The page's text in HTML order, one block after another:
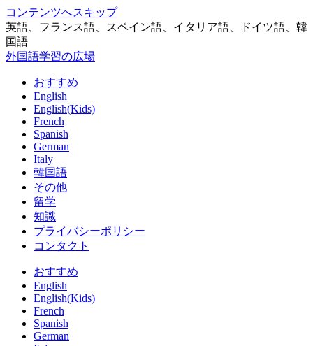
コンテンツへスキップ
英語、フランス語、スペイン語、イタリア語、ドイツ語、韓
国語
外国語学習の広場
おすすめ
English
English(Kids)
French
Spanish
German
Italy
韓国語
その他
留学
知識
プライバシーポリシー
コンタクト
おすすめ
English
English(Kids)
French
Spanish
German